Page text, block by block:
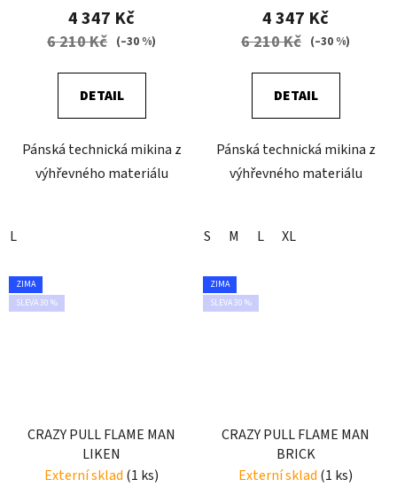
4 347 Kč
6 210 Kč (–30 %)
DETAIL
Pánská technická mikina z
výhřevného materiálu
L
4 347 Kč
6 210 Kč (–30 %)
DETAIL
Pánská technická mikina z
výhřevného materiálu
S M L XL
ZIMA
SLEVA 30 %
CRAZY PULL FLAME MAN
LIKEN
Externí sklad (1 ks)
ZIMA
SLEVA 30 %
CRAZY PULL FLAME MAN
BRICK
Externí sklad (1 ks)